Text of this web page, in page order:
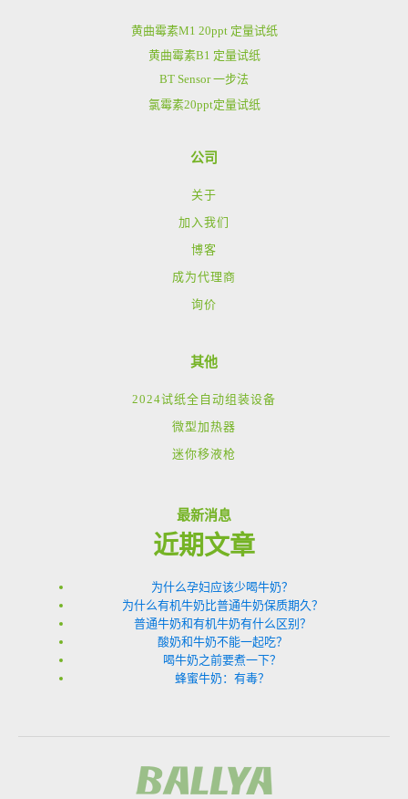
黄曲霉素M1 20ppt 定量试纸
黄曲霉素B1 定量试纸
BT Sensor 一步法
氯霉素20ppt定量试纸
公司
关于
加入我们
博客
成为代理商
询价
其他
2024试纸全自动组装设备
微型加热器
迷你移液枪
最新消息
近期文章
为什么孕妇应该少喝牛奶？
为什么有机牛奶比普通牛奶保质期久？
普通牛奶和有机牛奶有什么区别？
酸奶和牛奶不能一起吃？
喝牛奶之前要煮一下？
蜂蜜牛奶：有毒？